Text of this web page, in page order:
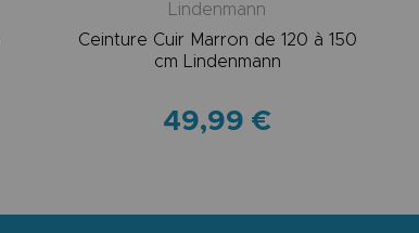
Lindenmann
Ceinture Cuir Marron de 120 à 150
cm Lindenmann
49,99 €